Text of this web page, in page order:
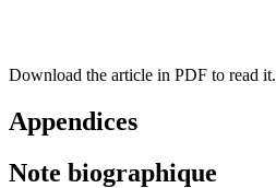
Download the article in PDF to read it.
Appendices
Note biographique